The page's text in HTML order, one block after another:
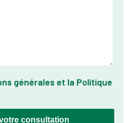
générales et la Politique